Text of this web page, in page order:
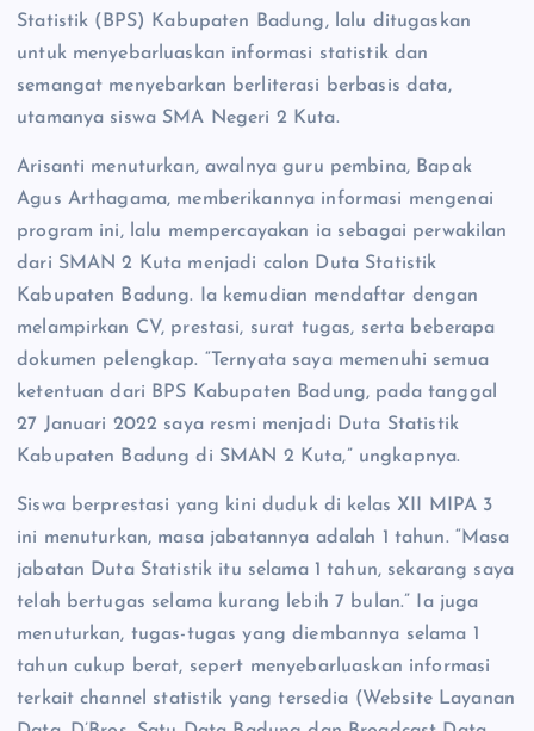
Statistik (BPS) Kabupaten Badung, lalu ditugaskan
untuk menyebarluaskan informasi statistik dan
semangat menyebarkan berliterasi berbasis data,
utamanya siswa SMA Negeri 2 Kuta.
Arisanti menuturkan, awalnya guru pembina, Bapak
Agus Arthagama, memberikannya informasi mengenai
program ini, lalu mempercayakan ia sebagai perwakilan
dari SMAN 2 Kuta menjadi calon Duta Statistik
Kabupaten Badung. Ia kemudian mendaftar dengan
melampirkan CV, prestasi, surat tugas, serta beberapa
dokumen pelengkap. “Ternyata saya memenuhi semua
ketentuan dari BPS Kabupaten Badung, pada tanggal
27 Januari 2022 saya resmi menjadi Duta Statistik
Kabupaten Badung di SMAN 2 Kuta,” ungkapnya.
Siswa berprestasi yang kini duduk di kelas XII MIPA 3
ini menuturkan, masa jabatannya adalah 1 tahun. “Masa
jabatan Duta Statistik itu selama 1 tahun, sekarang saya
telah bertugas selama kurang lebih 7 bulan.” Ia juga
menuturkan, tugas-tugas yang diembannya selama 1
tahun cukup berat, sepert menyebarluaskan informasi
terkait channel statistik yang tersedia (Website Layanan